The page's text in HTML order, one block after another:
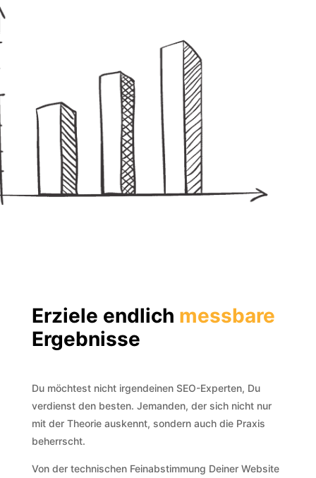
Erziele endlich messbare
Ergebnisse
Du möchtest nicht irgendeinen SEO-Experten, Du
verdienst den besten. Jemanden, der sich nicht nur
mit der Theorie auskennt, sondern auch die Praxis
beherrscht.
Von der technischen Feinabstimmung Deiner Website